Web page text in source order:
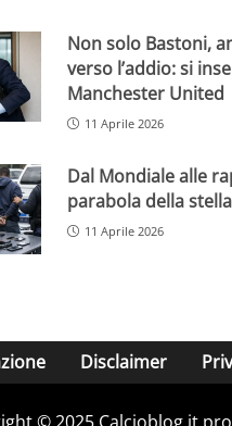
Non solo Bastoni,
verso l’addio: si
Manchester United
11 Aprile 2026
Dal Mondiale alle
parabola della
11 Aprile 2026
Disclaimer